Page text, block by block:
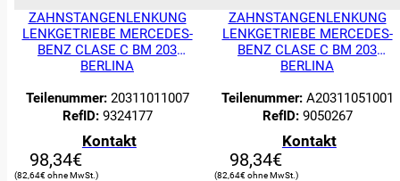
ZAHNSTANGENLENKUNG
LENKGETRIEBE MERCEDES-
BENZ CLASE C BM 203
BERLINA
Teilenummer:20311011007
RefID:9324177
Kontakt
98,34€
82,64€
ZAHNSTANGENLENKUNG
LENKGETRIEBE MERCEDES-
BENZ CLASE C BM 203
BERLINA
Teilenummer:A20311051001
RefID:9050267
Kontakt
98,34€
82,64€